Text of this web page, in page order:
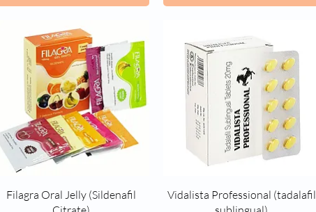
Vista rápida
Filagra Oral Jelly (Sildenafil
Vista rápida
Vidalista Professional (tadalafil